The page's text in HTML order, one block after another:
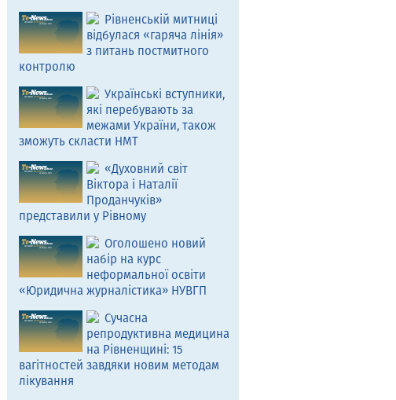
Рівненській митниці
відбулася «гаряча лінія»
з питань постмитного
контролю
Українські вступники,
які перебувають за
межами України, також
зможуть скласти НМТ
«Духовний світ
Віктора і Наталії
Проданчуків»
представили у Рівному
Оголошено новий
набір на курс
неформальної освіти
«Юридична журналістика» НУВГП
Сучасна
репродуктивна медицина
на Рівненщині: 15
вагітностей завдяки новим методам
лікування